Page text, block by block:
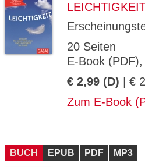
20 Seiten
E-Book
€ 2,99 (D) | €
Zum E-Book
BUCH EPUB PDF MP3